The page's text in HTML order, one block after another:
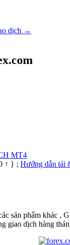
dịch →
MT4
↑ } ; Hướng dẫn tải
sản phẩm khác ,
giao dịch hàng